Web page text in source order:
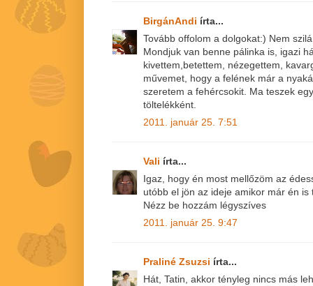
BirgánAndi írta...
Tovább offolom a dolgokat:) Nem
Mondjuk van benne pálinka is, igazi
kivettem,betettem, nézegettem,
művemet, hogy a felének már a
szeretem a fehércsokit. Ma teszek
töltelékként.
2011. január 25. 7:51
Vali írta...
Igaz, hogy én most mellőzöm az
utóbb el jön az ideje amikor már én
Nézz be hozzám légyszíves
2011. január 25. 9:47
Praliné Zsuzsi írta...
Hát, Tatin, akkor tényleg nincs más